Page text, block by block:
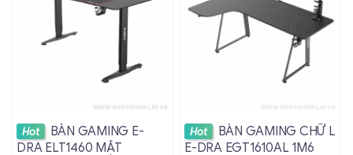
Xem chi tiết
Hot
BÀN GAMING E-
DRA ELT1460 MẶT
Xem chi tiết
Hot
BÀN GAMING CHỮ L
E-DRA EGT1610AL 1M6